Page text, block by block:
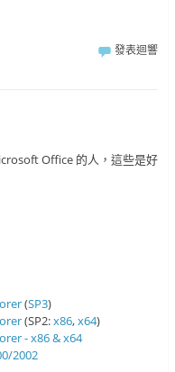
發表迴響
Office 的人，這些是好
(SP3)
(SP2:x86,x64)
- x86 & x64
2002